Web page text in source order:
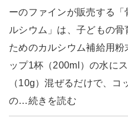
ーのファインが販売する「
ルシウム」は、子どもの骨
ためのカルシウム補給用粉
ップ1杯（200ml）の水に
（10g）混ぜるだけで、コ
の…続きを読む